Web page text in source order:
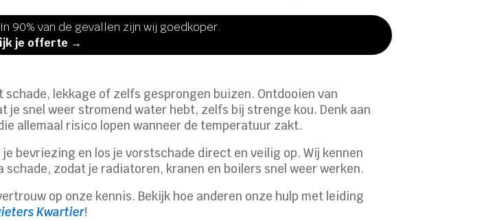
90% van de gevallen zijn wij goedkoper.
je offerte →
lekkage of zelfs gesprongen buizen. Ontdooien van
snel weer stromend water hebt, zelfs bij strenge kou. Denk aan
allemaal risico lopen wanneer de temperatuur zakt.
bevriezing en los je vorstschade direct en veilig op. Wij kennen
zodat je radiatoren, kranen en boilers snel weer werken.
op onze kennis. Bekijk hoe anderen onze hulp met leiding
Kwartier!